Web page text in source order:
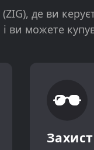
де ви
і ви можете